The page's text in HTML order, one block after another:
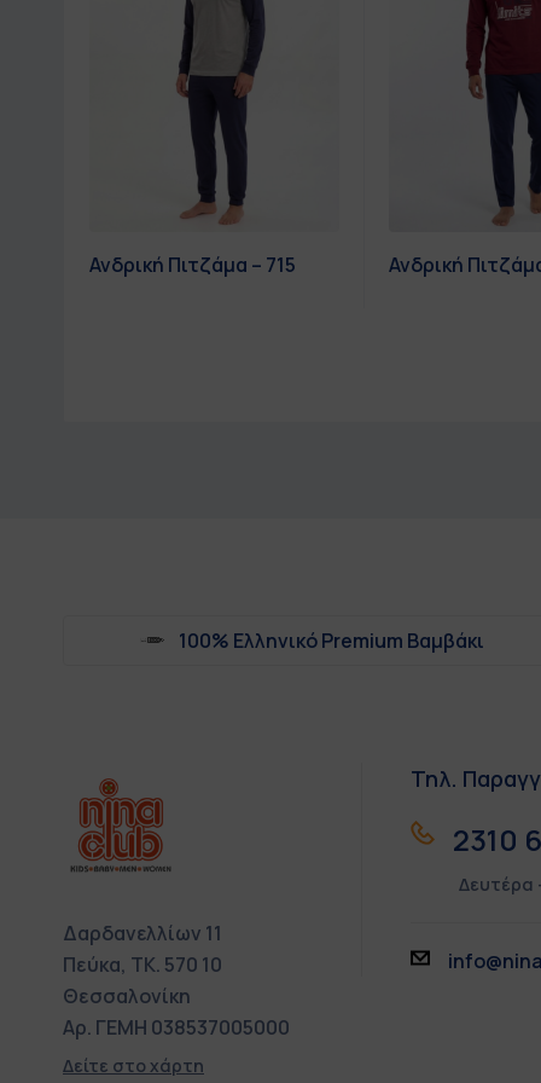
Ανδρική Πιτζάμα – 715 Ανδρική
100% Ελληνικό Premium Βαμβάκι
Δαρδανελλίων 11
Πεύκα, ΤΚ. 570 10
Θεσσαλονίκη
Αρ. ΓΕΜΗ 038537005000
Δείτε στο χάρτη
Τηλ.
2310
Δευτέρα